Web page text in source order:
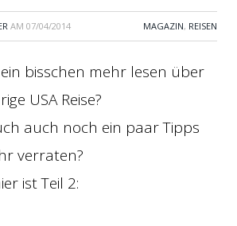
AM 07/04/2014 MAGAZIN, REISEN
bisschen mehr lesen über
USA Reise?
auch noch ein paar Tipps
verraten?
ist Teil 2: